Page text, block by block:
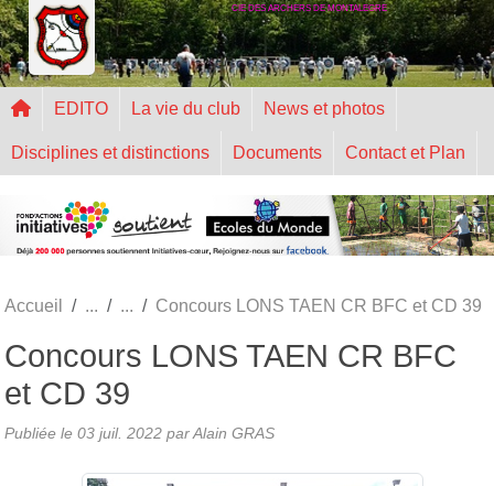
CIE DES ARCHERS DE MONTALEGRE
EDITO La vie du club News et photos
Disciplines et distinctions Documents Contact et Plan
Accueil Concours LONS TAEN CR BFC et CD 39
Concours LONS TAEN CR BFC
et CD 39
Publiée le 03 juil. 2022 par Alain GRAS
Panneau de gestion des cookies